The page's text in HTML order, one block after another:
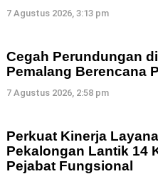
7 Agustus 2026, 3:13 pm
Cegah Perundungan
Pemalang Berencana
7 Agustus 2026, 2:58 pm
Perkuat Kinerja
Pekalongan Lantik 14
Pejabat Fungsional